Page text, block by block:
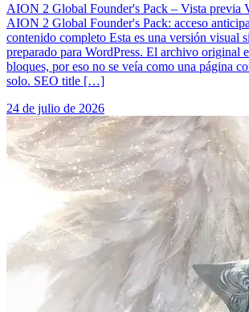
AION 2 Global Founder's Pack – Vista previa
AION 2 Global Founder's Pack: acceso
contenido completo Esta es una versión visual
preparado para WordPress. El archivo original
bloques, por eso no se veía como una página
solo. SEO title […]
24 de julio de 2026